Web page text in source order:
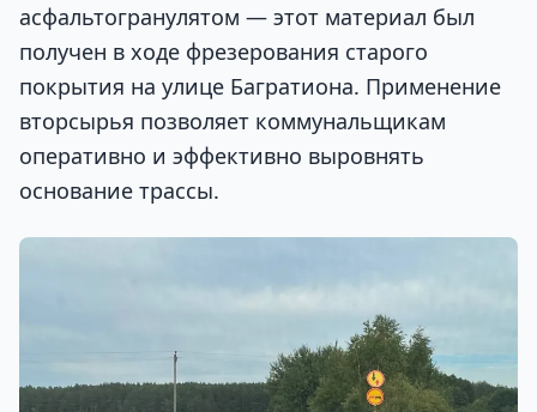
асфальтогранулятом — этот материал был
получен в ходе фрезерования старого
покрытия на улице Багратиона. Применение
вторсырья позволяет коммунальщикам
оперативно и эффективно выровнять
основание трассы.